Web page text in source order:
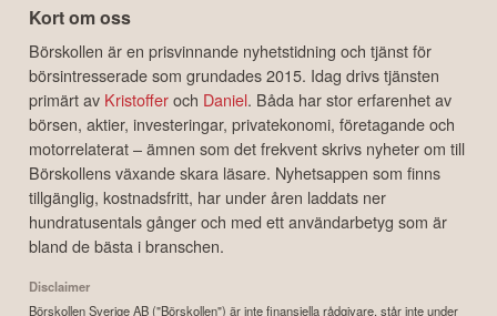
Kort om oss
Börskollen är en prisvinnande nyhetstidning och tjänst för
börsintresserade som grundades 2015. Idag drivs tjänsten
primärt av Kristofferoch Daniel. Båda har stor erfarenhet av
börsen, aktier, investeringar, privatekonomi, företagande och
motorrelaterat – ämnen som det frekvent skrivs nyheter om till
Börskollens växande skara läsare. Nyhetsappen som finns
tillgänglig, kostnadsfritt, har under åren laddats ner
hundratusentals gånger och med ett användarbetyg som är
bland de bästa i branschen.
Disclaimer
Börskollen Sverige AB ("Börskollen") är inte finansiella rådgivare, står inte under